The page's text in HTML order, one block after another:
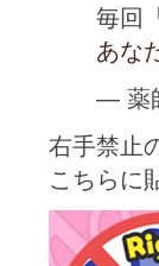
毎回
あな
— 薬
右手禁止
こちらに